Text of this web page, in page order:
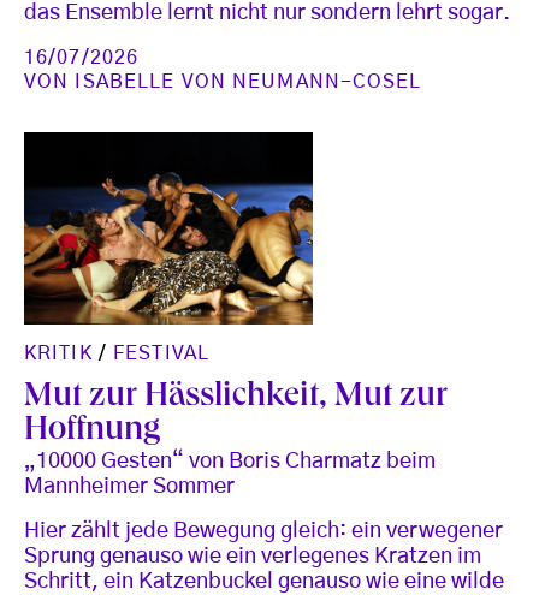
das Ensemble lernt nicht nur sondern lehrt sogar.
16/07/2026
VON
ISABELLE VON NEUMANN-COSEL
KRITIK / FESTIVAL
Mut zur Hässlichkeit, Mut zur
Hoffnung
„10000 Gesten“ von Boris Charmatz beim
Mannheimer Sommer
Hier zählt jede Bewegung gleich: ein verwegener
Sprung genauso wie ein verlegenes Kratzen im
Schritt, ein Katzenbuckel genauso wie eine wilde